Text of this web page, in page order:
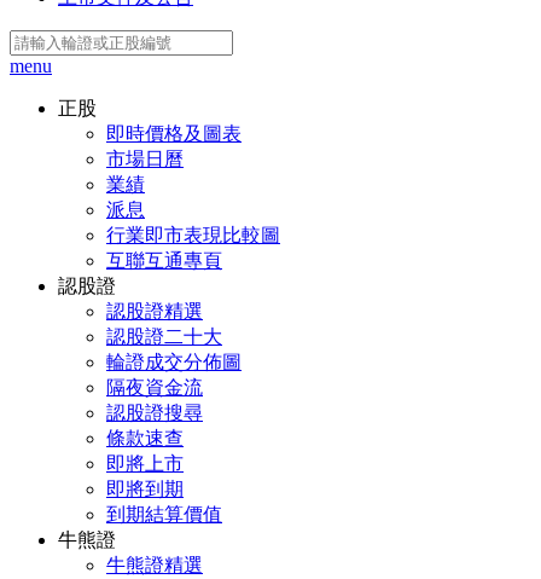
menu
正股
即時價格及圖表
市場日曆
業績
派息
行業即市表現比較圖
互聯互通專頁
認股證
認股證精選
認股證二十大
輪證成交分佈圖
隔夜資金流
認股證搜尋
條款速查
即將上市
即將到期
到期結算價值
牛熊證
牛熊證精選